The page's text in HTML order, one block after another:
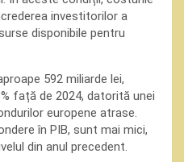
investitorilor a
disponibile pentru
592 miliarde lei,
față de 2024, datorită unei
europene atrase.
în PIB, sunt mai mici,
din anul precedent.